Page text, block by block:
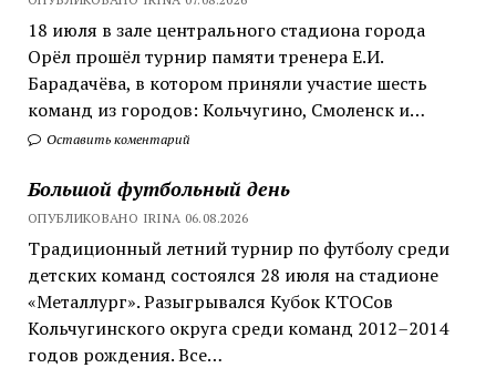
18 июля в зале центрального стадиона города
Орёл прошёл турнир памяти тренера Е.И.
Барадачёва, в котором приняли участие шесть
команд из городов: Кольчугино, Смоленск и…
Оставить коментарий
Большой футбольный день
ОПУБЛИКОВАНО IRINA 06.08.2026
Традиционный летний турнир по футболу среди
детских команд состоялся 28 июля на стадионе
«Металлург». Разыгрывался Кубок КТОСов
Кольчугинского округа среди команд 2012–2014
годов рождения. Все…